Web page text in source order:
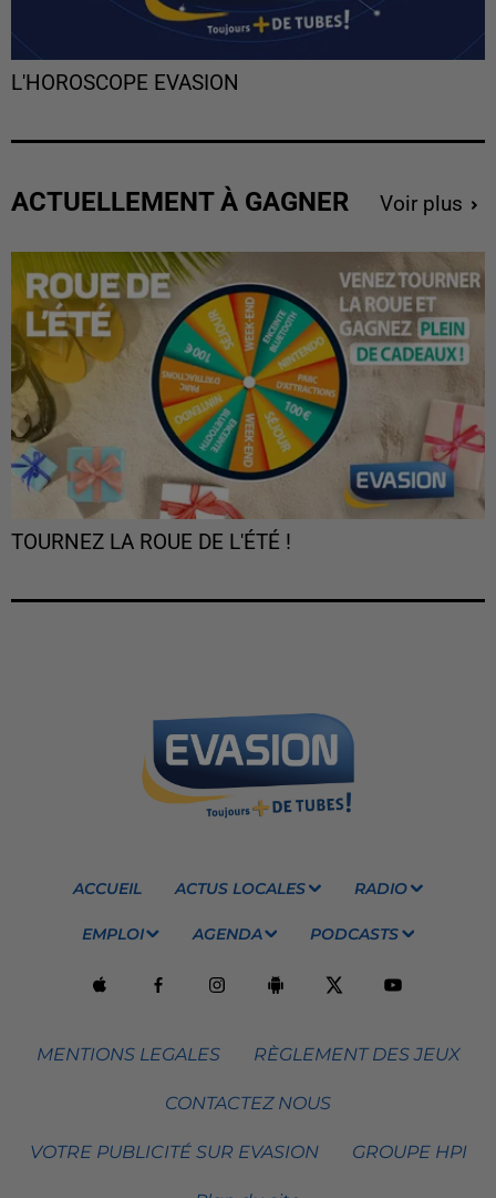
L'HOROSCOPE EVASION
ACTUELLEMENT À GAGNER Voir plus
TOURNEZ LA ROUE DE L'ÉTÉ !
ACCUEIL ACTUS LOCALES RADIO
EMPLOI AGENDA PODCASTS
MENTIONS LEGALES RÈGLEMENT DES JEUX
CONTACTEZ NOUS
VOTRE PUBLICITÉ SUR EVASION GROUPE HPI